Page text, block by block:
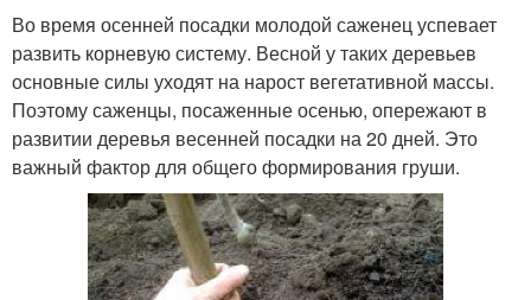
Во время осенней посадки молодой саженец успевает
развить корневую систему. Весной у таких деревьев
основные силы уходят на нарост вегетативной массы.
Поэтому саженцы, посаженные осенью, опережают в
развитии деревья весенней посадки на 20 дней. Это
важный фактор для общего формирования груши.